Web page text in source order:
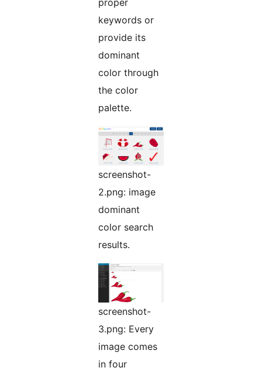
proper
keywords or
provide its
dominant
color through
the color
palette.
screenshot-
2.png: image
dominant
color search
results.
screenshot-
3.png: Every
image comes
in four